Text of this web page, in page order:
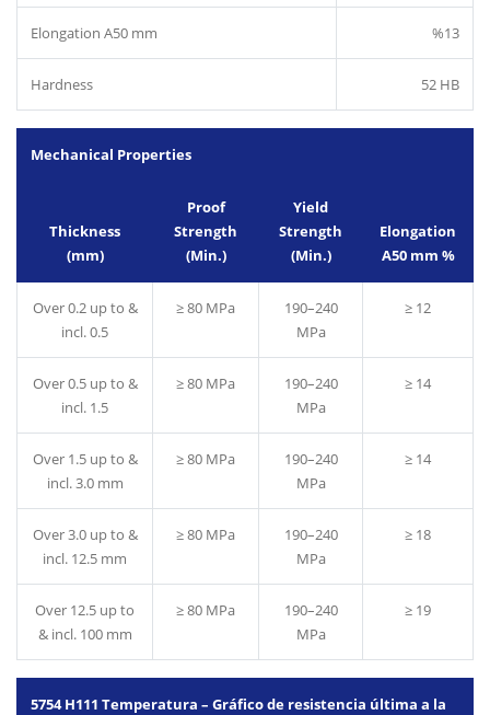
Elongation A50 mm %13
Hardness 52 HB
Mechanical Properties
Thickness
(mm)
Proof
Strength
(Min.)
Yield
Strength
(Min.)
Elongation
A50 mm %
Over 0.2 up to &
incl. 0.5
≥ 80 MPa
190–240
MPa
≥ 12
Over 0.5 up to &
incl. 1.5
≥ 80 MPa
190–240
MPa
≥ 14
Over 1.5 up to &
incl. 3.0 mm
≥ 80 MPa
190–240
MPa
≥ 14
Over 3.0 up to &
incl. 12.5 mm
≥ 80 MPa
190–240
MPa
≥ 18
Over 12.5 up to
& incl. 100 mm
≥ 80 MPa
190–240
MPa
≥ 19
5754 H111 Temperatura – Gráfico de resistencia última a la